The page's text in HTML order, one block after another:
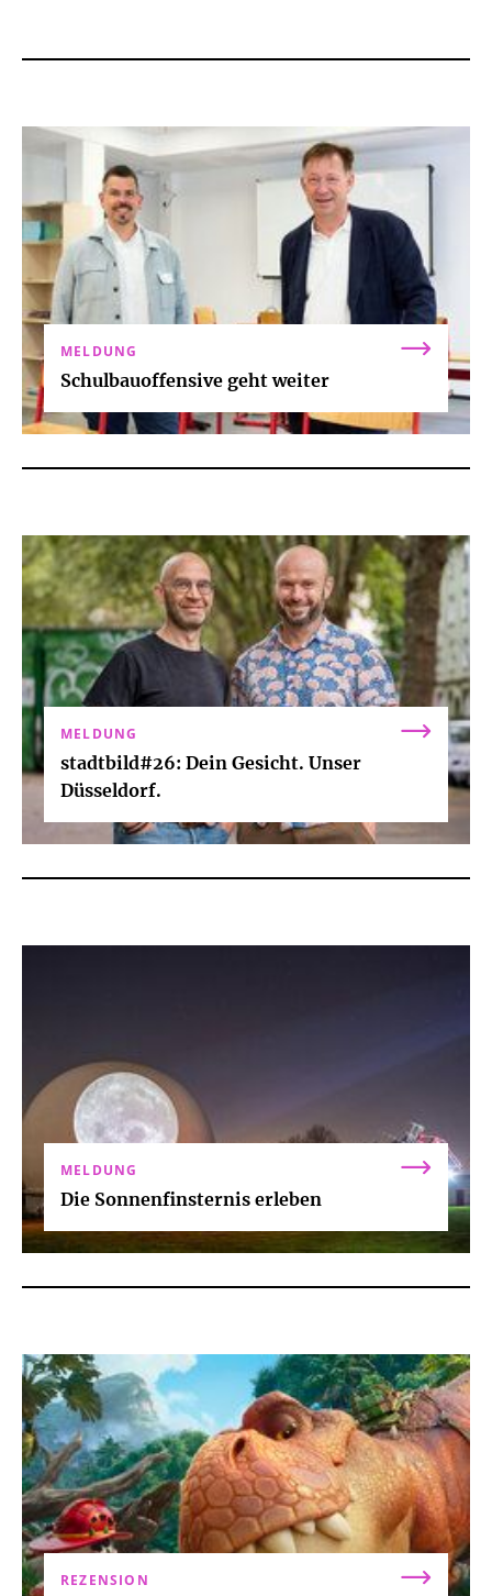
MELDUNG
Schulbauoffensive geht weiter
MELDUNG
stadtbild#26: Dein Gesicht. Unser
Düsseldorf.
MELDUNG
Die Sonnenfinsternis erleben
REZENSION